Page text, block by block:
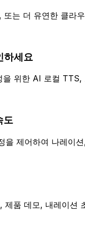
는 더 유연한 클라
하세요
위한 AI 로컬
도
제어하여 나레
품 데모, 내레이션